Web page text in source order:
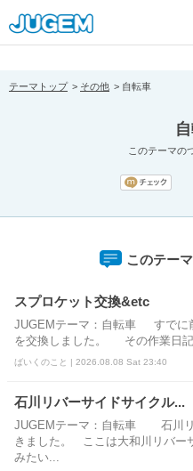
[pear_error:
prefix="" info=""]
テーマトップ その他 自転車
このテーマの
このテー
スプロケット交換&etc
JUGEMテーマ：自転車 すでに
を交換しました。 その作業日
ばいくのこと | 2026.08.08 Sat 23:40
石川リバーサイドサイクル...
JUGEMテーマ：自転車 石川リ
きました。 ここは大和川リバー
みたい...